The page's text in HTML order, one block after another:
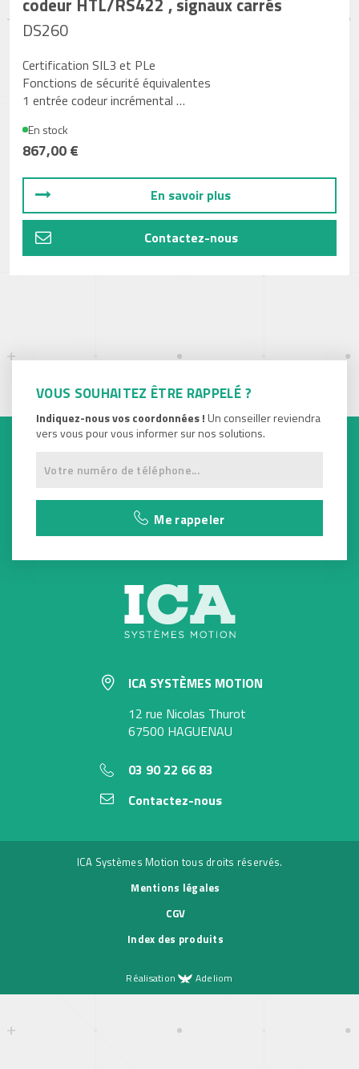
DS260
Certification SIL3 et PLe
Fonctions de sécurité équivalentes
1 entrée codeur incrémental …
En stock
867,00 €
En savoir plus
Contactez-nous
VOUS SOUHAITEZ ÊTRE RAPPELÉ ?
Indiquez-nous vos coordonnées ! Un conseiller reviendra
vers vous pour vous informer sur nos solutions.
Me rappeler
ICA SYSTÈMES MOTION
12 rue Nicolas Thurot
67500 HAGUENAU
03 90 22 66 83
Contactez-nous
ICA Systèmes Motion tous droits réservés.
Mentions légales
CGV
Index des produits
Réalisation Adeliom